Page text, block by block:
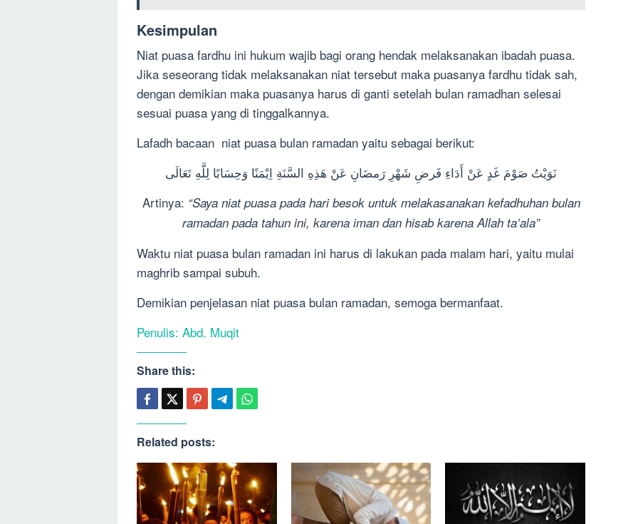
Kesimpulan
Niat puasa fardhu ini hukum wajib bagi orang hendak melaksanakan ibadah puasa.
Jika seseorang tidak melaksanakan niat tersebut maka puasanya fardhu tidak sah,
dengan demikian maka puasanya harus di ganti setelah bulan ramadhan selesai
sesuai puasa yang di tinggalkannya.
Lafadh bacaan niat puasa bulan ramadan yaitu sebagai berikut:
نَوَيْتُ صَوْمَ غَدٍ عَنْ أَدَاءِ فَرضِ شَهْرِ رَمضَانِ عَنْ هَذِهِ السَّنَةِ اِيْمَنًا وَحِسَابًا لِلَّهِ تَعَالَى
Artinya: “Saya niat puasa pada hari besok untuk melakasanakan kefadhuhan bulan
ramadan pada tahun ini, karena iman dan hisab karena Allah ta’ala”
Waktu niat puasa bulan ramadan ini harus di lakukan pada malam hari, yaitu mulai
maghrib sampai subuh.
Demikian penjelasan niat puasa bulan ramadan, semoga bermanfaat.
Penulis: Abd. Muqit
Share this:
Related posts: